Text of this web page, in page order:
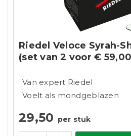
Riedel Veloce Syrah-
(set van 2 voor €
Van expert Riedel
Voelt als mondgeblazen
29,50 per stuk